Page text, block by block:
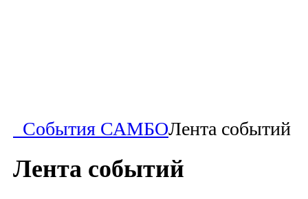
События САМБОЛента событий
Лента событий